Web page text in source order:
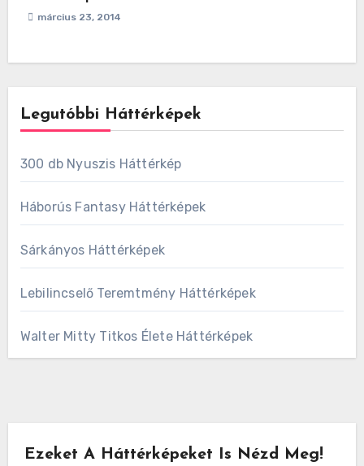
március 23, 2014
Legutóbbi Háttérképek
300 db Nyuszis Háttérkép
Háborús Fantasy Háttérképek
Sárkányos Háttérképek
Lebilincselő Teremtmény Háttérképek
Walter Mitty Titkos Élete Háttérképek
Ezeket A Háttérképeket Is Nézd Meg!